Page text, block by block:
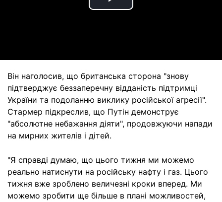
Play
Він наголосив, що британська сторона "знову
підтверджує беззаперечну відданість підтримці
України та подоланню виклику російської агресії".
Стармер підкреслив, що Путін демонструє
"абсолютне небажання діяти", продовжуючи напади
на мирних жителів і дітей.
"Я справді думаю, що цього тижня ми можемо
реально натиснути на російську нафту і газ. Цього
тижня вже зроблено величезні кроки вперед. Ми
можемо зробити ще більше в плані можливостей,